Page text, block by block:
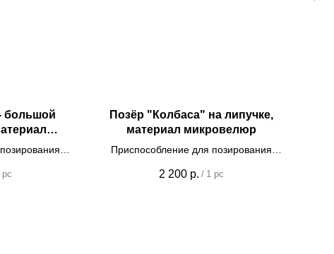
большой
pc
Позёр "Колбаса" на липучке,
материал микровелюр
Приспособление для позирования
2 200 р. / 1 pc